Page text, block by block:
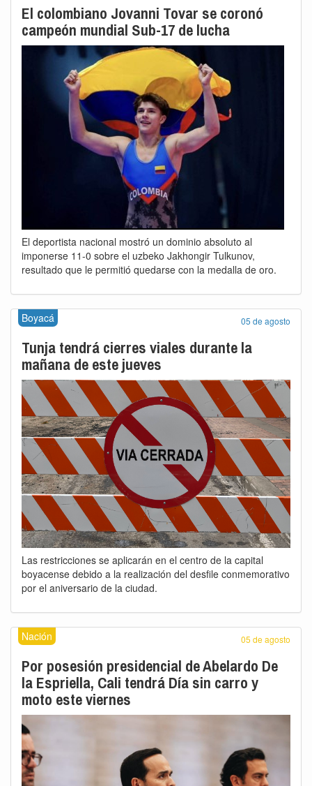
El colombiano Jovanni Tovar se coronó
campeón mundial Sub-17 de lucha
El deportista nacional mostró un dominio absoluto al
imponerse 11-0 sobre el uzbeko Jakhongir Tulkunov,
resultado que le permitió quedarse con la medalla de oro.
Boyacá 05 de agosto
Tunja tendrá cierres viales durante la
mañana de este jueves
Las restricciones se aplicarán en el centro de la capital
boyacense debido a la realización del desfile conmemorativo
por el aniversario de la ciudad.
Nación 05 de agosto
Por posesión presidencial de Abelardo De
la Espriella, Cali tendrá Día sin carro y
moto este viernes